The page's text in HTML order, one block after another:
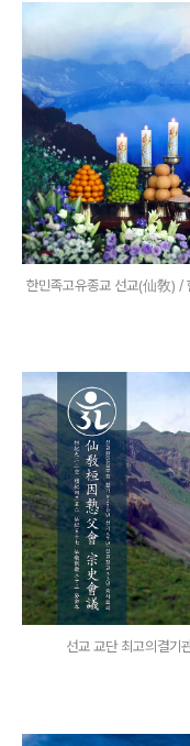
한민족고유종교 선교(仙敎) /
선교 교단 최고의결기